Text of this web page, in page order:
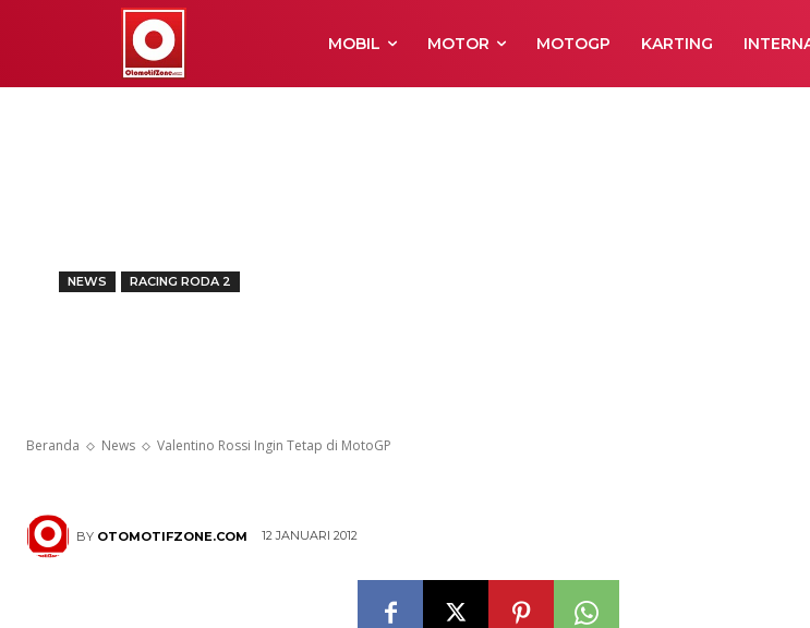
MOBIL MOTOR MOTOGP KARTING
Beranda News Valentino Rossi Ingin Tetap di MotoGP
NEWS RACING RODA 2
BY OTOMOTIFZONE.COM 12 JANUARI 2012